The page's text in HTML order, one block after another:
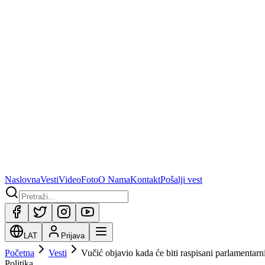
NaslovnaVestiVideoFotoO NamaKontaktPošalji vest
LAT Prijava
Početna Vesti
Vučić objavio kada će biti raspisani